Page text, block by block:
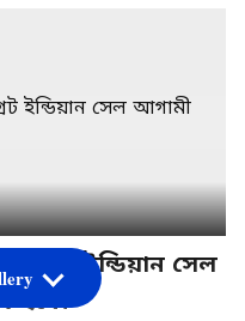
ইন্ডিয়ান সেল
হবে।